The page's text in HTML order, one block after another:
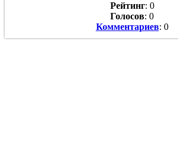
Рейтинг: 0
Голосов: 0
Комментариев: 0